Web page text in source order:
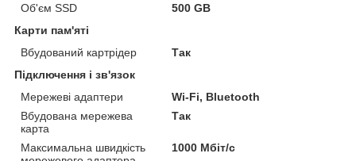
Об'єм SSD
500 GB
Карти пам'яті
Вбудований картрідер
Так
Підключення і зв'язок
Мережеві адаптери
Wi-Fi, Bluetooth
Вбудована мережева
карта
Так
Максимальна швидкість
1000 Мбіт/с